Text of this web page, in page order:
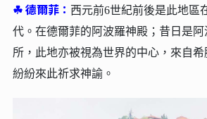
☘︎德爾菲： 西元前6世紀前後是此地區
代。在德爾菲的阿波羅神殿；昔日是
所，此地亦被視為世界的中心，來自
紛紛來此祈求神諭。